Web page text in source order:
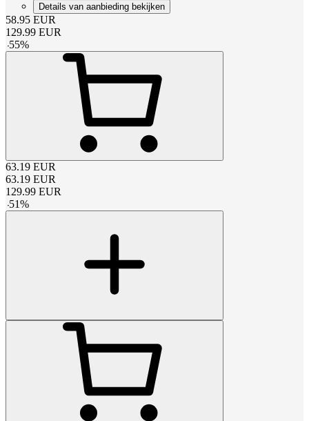
Details van aanbieding bekijken
58.95 EUR
129.99 EUR
-55%
63.19 EUR
63.19 EUR
129.99 EUR
-51%